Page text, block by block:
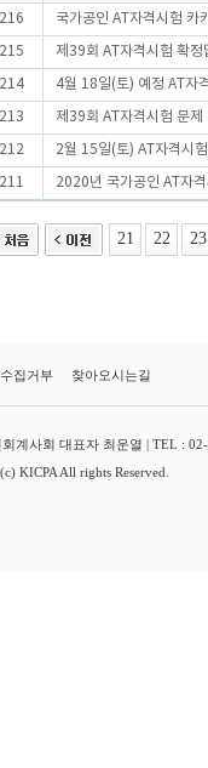
216 국가공인 AT자격시험 카
215 제39회 AT자격시험 확정
214 4월 18일(토) 예정 AT자
213 제39회 AT자격시험 문
212 2월 15일(토) AT자격시
211 2020년 국가공인 AT자
21 22 23
집거부 찾아오시는길
계사회 대표자 최운열 | TEL :
KICPA All rights Reserved.